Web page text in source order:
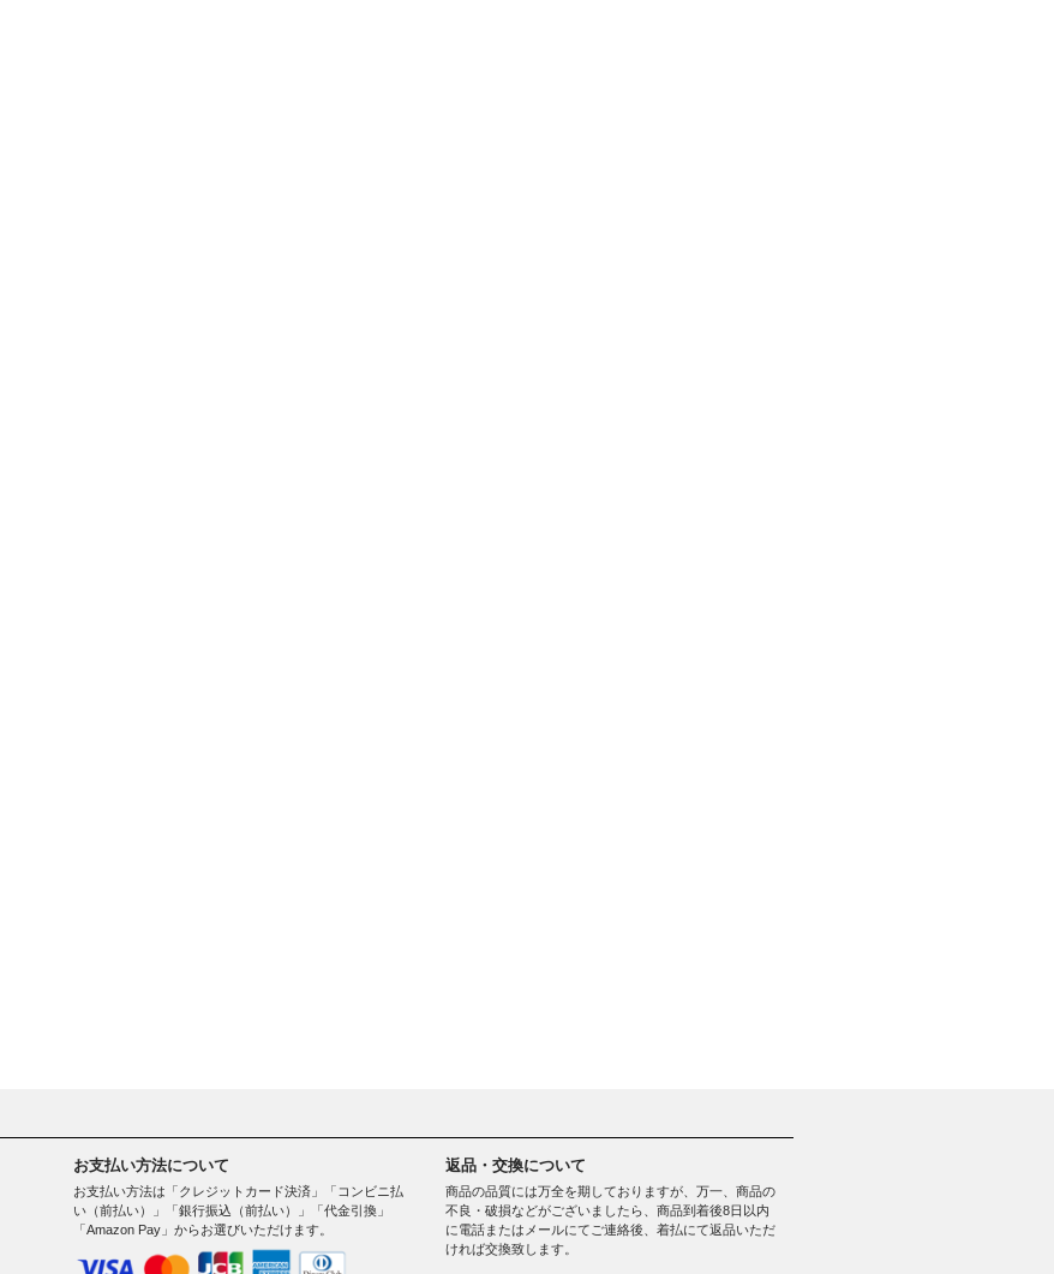
お支払い方法について
お支払い方法は「クレジットカード決済」「コンビニ払
い（前払い）」「銀行振込（前払い）」「代金引換」
「Amazon Pay」からお選びいただけます。
返品・交換について
商品の品質には万全を期しておりますが、万一、商品の
不良・破損などがございましたら、商品到着後8日以内
に電話またはメールにてご連絡後、着払にて返品いただ
ければ交換致します。